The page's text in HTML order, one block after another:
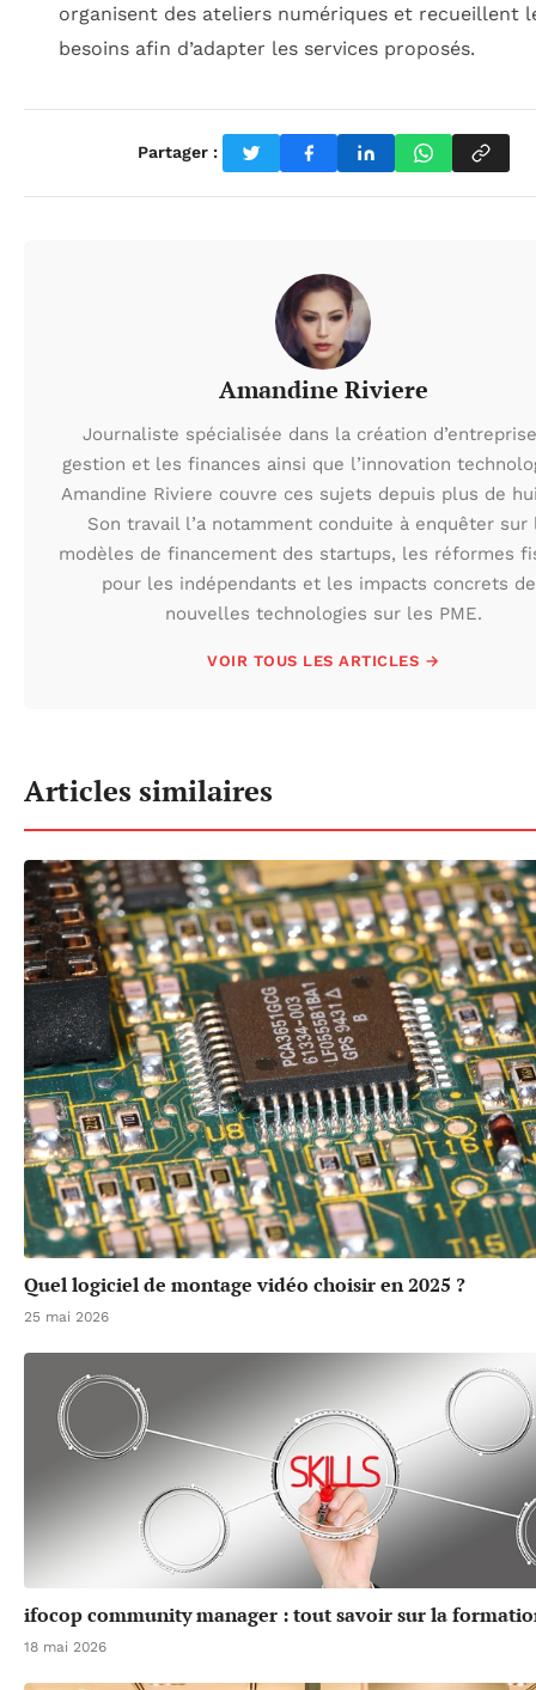
organisent des ateliers numériques et recueillent
besoins afin d’adapter les services proposés.
Partager :
Amandine Riviere
Journaliste spécialisée dans la création
gestion et les finances ainsi que l’innovation
Amandine Riviere couvre ces sujets depuis plus de
Son travail l’a notamment conduite à enquêter sur
modèles de financement des startups, les réformes
pour les indépendants et les impacts concrets
nouvelles technologies sur les PME.
VOIR TOUS LES ARTICLES →
Articles similaires
Quel logiciel de montage vidéo choisir en 2025 ?
25 mai 2026
ifocop community manager : tout savoir sur la
18 mai 2026